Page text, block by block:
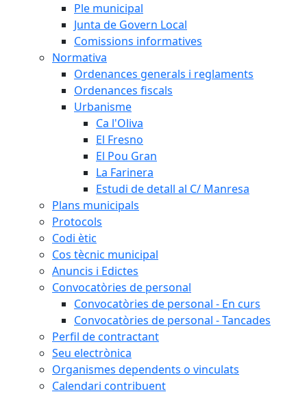
Ple municipal
Junta de Govern Local
Comissions informatives
Normativa
Ordenances generals i reglaments
Ordenances fiscals
Urbanisme
Ca l'Oliva
El Fresno
El Pou Gran
La Farinera
Estudi de detall al C/ Manresa
Plans municipals
Protocols
Codi ètic
Cos tècnic municipal
Anuncis i Edictes
Convocatòries de personal
Convocatòries de personal - En curs
Convocatòries de personal - Tancades
Perfil de contractant
Seu electrònica
Organismes dependents o vinculats
Calendari contribuent